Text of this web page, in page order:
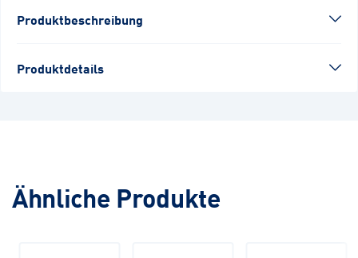
Produktbeschreibung
Produktdetails
Ähnliche Produkte